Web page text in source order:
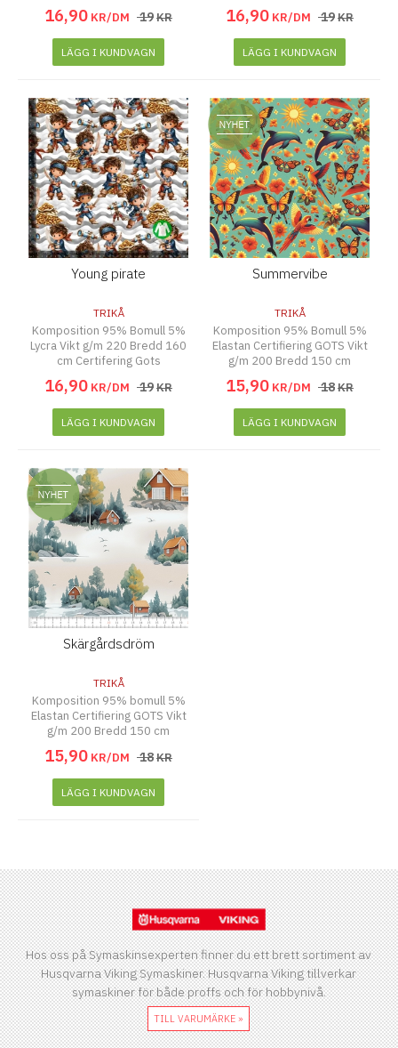
16,90 KR/DM 19KR
LÄGG I KUNDVAGN
16,90 KR/DM 19KR
LÄGG I KUNDVAGN
Young pirate
TRIKÅ
Komposition 95% Bomull 5%
Lycra Vikt g/m 220 Bredd 160
cm Certifering Gots
16,90 KR/DM 19KR
LÄGG I KUNDVAGN
Summervibe
TRIKÅ
Komposition 95% Bomull 5%
Elastan Certifiering GOTS Vikt
g/m 200 Bredd 150 cm
15,90 KR/DM 18KR
LÄGG I KUNDVAGN
Skärgårdsdröm
TRIKÅ
Komposition 95% bomull 5%
Elastan Certifiering GOTS Vikt
g/m 200 Bredd 150 cm
15,90 KR/DM 18KR
LÄGG I KUNDVAGN
Hos oss på Symaskinsexperten finner du ett brett sortiment av
Husqvarna Viking Symaskiner. Husqvarna Viking tillverkar
symaskiner för både proffs och för hobbynivå.
TILL VARUMÄRKE »